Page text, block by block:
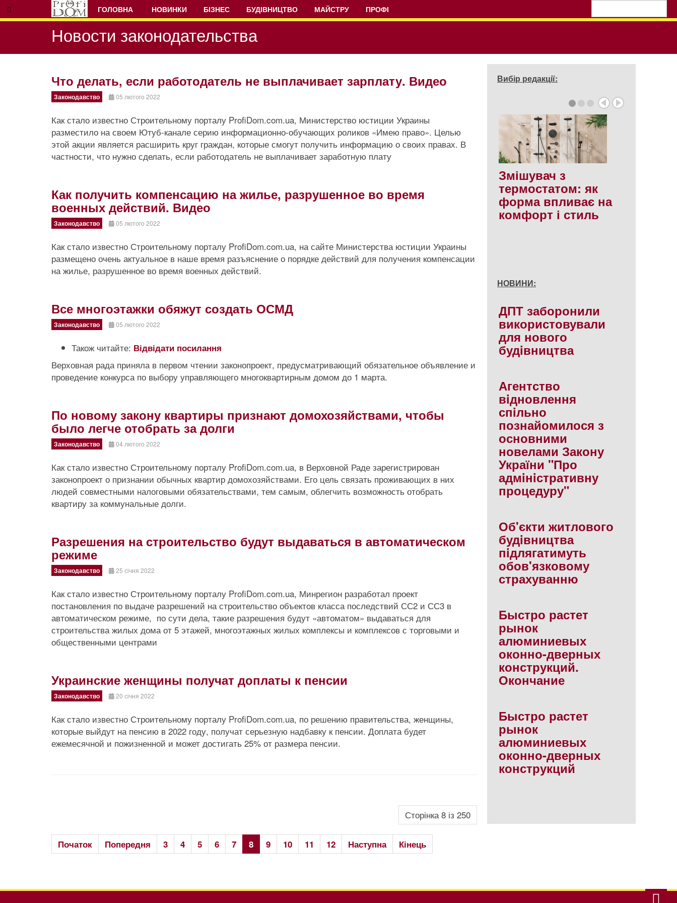
ГОЛОВНА НОВИНКИ БІЗНЕС БУДІВНИЦТВО МАЙСТРУ ПРОФІ
Новости законодательства
Что делать, если работодатель не выплачивает зарплату. Видео
Законодавство 05 лютого 2022
Как стало известно Строительному порталу ProfiDom.com.ua, Министерство юстиции Украины
разместило на своем Ютуб-канале серию информационно-обучающих роликов «Имею право». Целью
этой акции является расширить круг граждан, которые смогут получить информацию о своих правах. В
частности, что нужно сделать, если работодатель не выплачивает заработную плату
Как получить компенсацию на жилье, разрушенное во время
военных действий. Видео
Законодавство 05 лютого 2022
Как стало известно Строительному порталу ProfiDom.com.ua, на сайте Министерства юстиции Украины
размещено очень актуальное в наше время разъяснение о порядке действий для получения компенсации
на жилье, разрушенное во время военных действий.
Все многоэтажки обяжут создать ОСМД
Законодавство 05 лютого 2022
Також читайте: Відвідати посилання
Верховная рада приняла в первом чтении законопроект, предусматривающий обязательное объявление и
проведение конкурса по выбору управляющего многоквартирным домом до 1 марта.
По новому закону квартиры признают домохозяйствами, чтобы
было легче отобрать за долги
Законодавство 04 лютого 2022
Как стало известно Строительному порталу ProfiDom.com.ua, в Верховной Раде зарегистрирован
законопроект о признании обычных квартир домохозяйствами. Его цель связать проживающих в них
людей совместными налоговыми обязательствами, тем самым, облегчить возможность отобрать
квартиру за коммунальные долги.
Разрешения на строительство будут выдаваться в автоматическом
режиме
Законодавство 25 січня 2022
Как стало известно Строительному порталу ProfiDom.com.ua, Минрегион разработал проект
постановления по выдаче разрешений на строительство объектов класса последствий СС2 и СС3 в
автоматическом режиме, по сути дела, такие разрешения будут «автоматом» выдаваться для
строительства жилых дома от 5 этажей, многоэтажных жилых комплексы и комплексов с торговыми и
общественными центрами
Украинские женщины получат доплаты к пенсии
Законодавство 20 січня 2022
Как стало известно Строительному порталу ProfiDom.com.ua, по решению правительства, женщины,
которые выйдут на пенсию в 2022 году, получат серьезную надбавку к пенсии. Доплата будет
ежемесячной и пожизненной и может достигать 25% от размера пенсии.
Сторінка 8 із 250
Початок Попередня 3 4 5 6 7 8 9 10 11 12 Наступна Кінець
Вибір редакції:
PrevNext
Змішувач з
термостатом: як
форма впливає на
комфорт і стиль
НОВИНИ:
ДПТ заборонили
використовували
для нового
будiвництва
Агентство
вiдновлення
спiльно
познайомилося з
основними
новелами Закону
України "Про
адмiнiстративну
процедуру"
Об'єкти житлового
будiвництва
пiдлягатимуть
обов'язковому
страхуванню
Быстро растет
рынок
алюминиевых
оконно-дверных
конструкций.
Окончание
Быстро растет
рынок
алюминиевых
оконно-дверных
конструкций